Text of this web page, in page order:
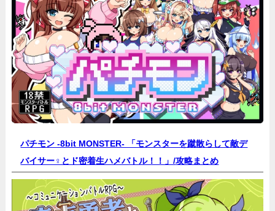
パチモン -8bit MONSTER- 「モンスターを蹴散らして敵デ
バイサー♀とド密着生ハメバトル！！」/攻略まとめ